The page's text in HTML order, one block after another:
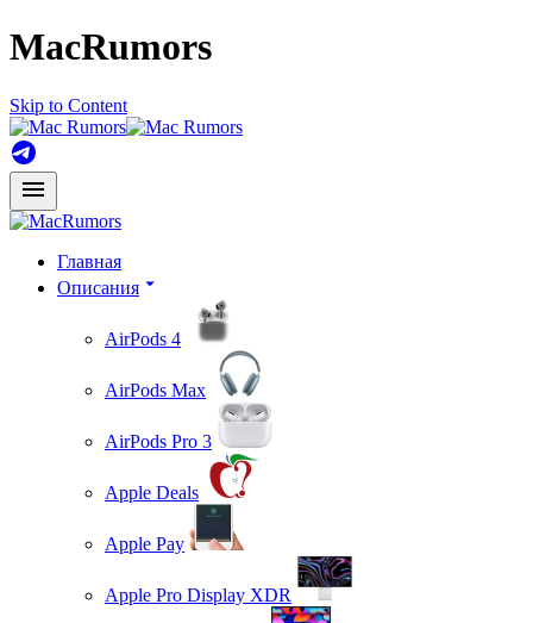
MacRumors
Skip to Content
Главная
Описания
AirPods 4
AirPods Max
AirPods Pro 3
Apple Deals
Apple Pay
Apple Pro Display XDR